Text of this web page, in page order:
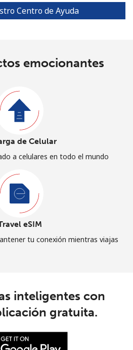
Centro de Ayuda
emocionantes
de Celular
a celulares en todo el mundo
eSIM
tu conexión mientras viajas
inteligentes con
gratuita.